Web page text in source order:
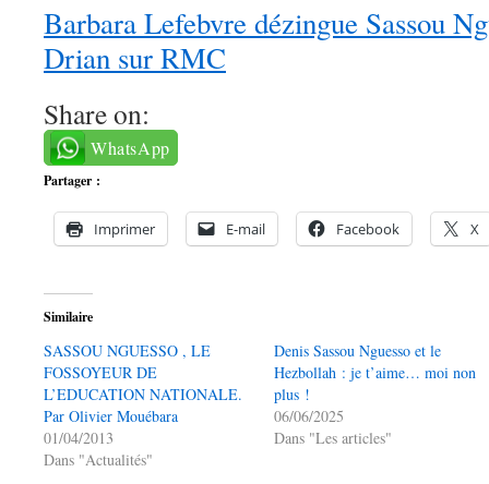
Barbara Lefebvre dézingue Sassou
Drian sur RMC
Share on:
WhatsApp
Partager :
Imprimer E-mail Facebook X
Similaire
SASSOU NGUESSO , LE
FOSSOYEUR DE
L’EDUCATION NATIONALE.
Par Olivier Mouébara
01/04/2013
Dans "Actualités"
Denis Sassou Nguesso et le
Hezbollah : je t’aime… moi non
plus !
06/06/2025
Dans "Les articles"